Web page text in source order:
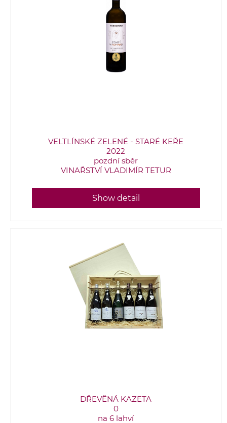
VELTLÍNSKÉ ZELENÉ - STARÉ KEŘE
2022
pozdní sběr
VINAŘSTVÍ VLADIMÍR TETUR
Show detail
DŘEVĚNÁ KAZETA
0
na 6 lahví